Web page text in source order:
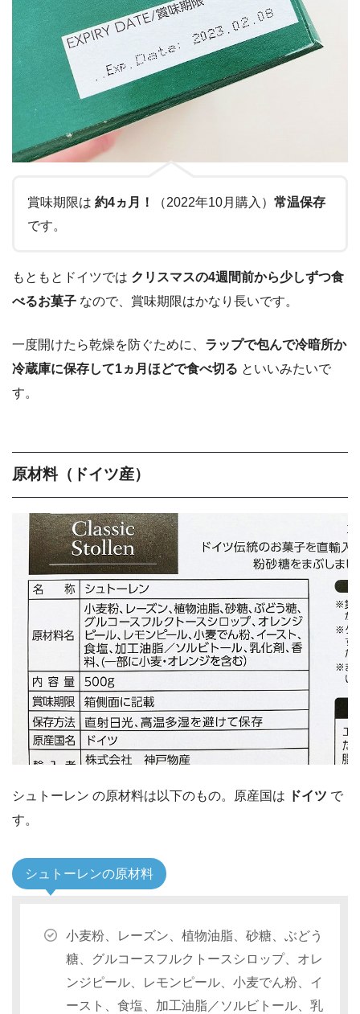
賞味期限は 約4ヵ月！ （2022年10月購入） 常温保存
です。
もともとドイツでは クリスマスの4週間前から少しずつ食
べるお菓子 なので、賞味期限はかなり長いです。
一度開けたら乾燥を防ぐために、 ラップで包んで冷暗所か
冷蔵庫に保存して1ヵ月ほどで食べ切る といいみたいで
す。
原材料（ドイツ産）
シュトーレン の原材料は以下のもの。原産国は ドイツ で
す。
シュトーレンの原材料
小麦粉、レーズン、植物油脂、砂糖、ぶどう
糖、グルコースフルクトースシロップ、オレ
ンジピール、レモンピール、小麦でん粉、イ
ースト、食塩、加工油脂／ソルビトール、乳